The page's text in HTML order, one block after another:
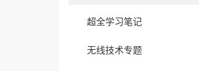
超全学习笔记
无线技术专题